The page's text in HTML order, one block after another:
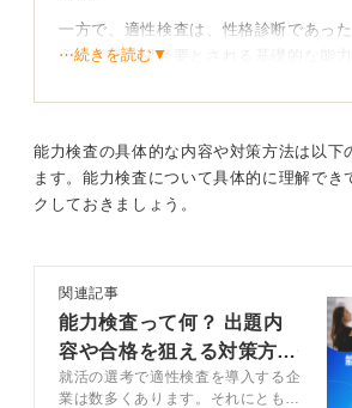
一方で、適性検査は、性格診断であっ
うえで最低限必要とされる基礎的な能力
前の学習がある程度必要になってきま
適性検査に関しては、必ずしも事前に
りませんが、企業によっては独自の基
その基準に満たないと判定されると、残
となってしまうこともあります。
性格検査の傾向を知って賢く準備を
⋯続きを読む▼
能力検査の具体的な内容や対策方法は以下
ます。能力検査について具体的に理解でき
クしておきましょう。
関連記事
能力検査って何？ 出題内
容や合格を狙える対策方法
を徹底解説
就活の選考で適性検査を導入する企
業は数多くあります。それにともな